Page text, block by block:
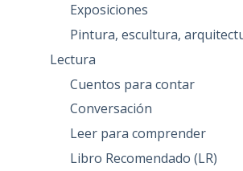
Exposiciones
Pintura, escultura,
Lectura
Cuentos para contar
Conversación
Leer para comprender
Libro Recomendado (LR)